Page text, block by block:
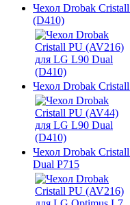
Чехол Drobak
(D410)
Чехол Drobak
Чехол Drobak
Dual P715